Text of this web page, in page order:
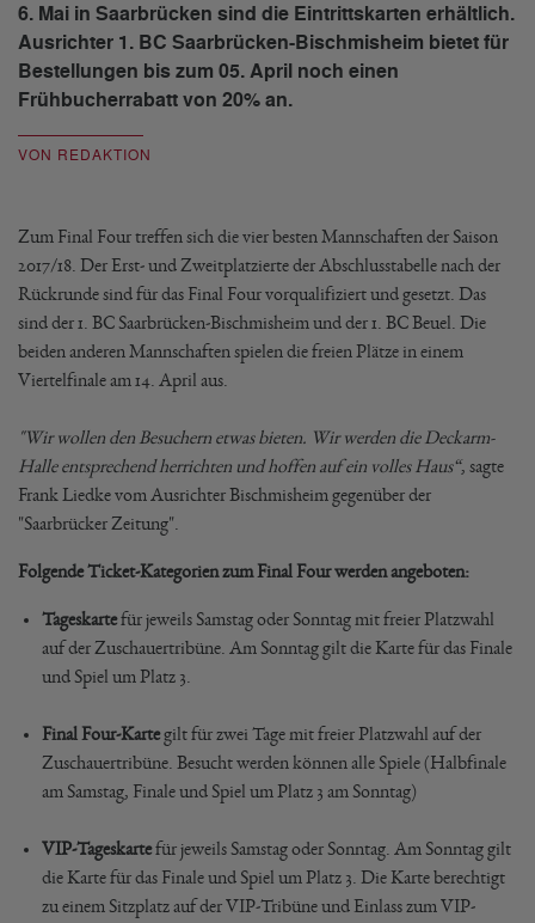
6. Mai in Saarbrücken sind die Eintrittskarten erhältlich.
Ausrichter 1. BC Saarbrücken-Bischmisheim bietet für
Bestellungen bis zum 05. April noch einen
Frühbucherrabatt von 20% an.
VON REDAKTION
Zum Final Four treffen sich die vier besten Mannschaften der Saison
2017/18. Der Erst- und Zweitplatzierte der Abschlusstabelle nach der
Rückrunde sind für das Final Four vorqualifiziert und gesetzt. Das
sind der 1. BC Saarbrücken-Bischmisheim und der 1. BC Beuel. Die
beiden anderen Mannschaften spielen die freien Plätze in einem
Viertelfinale am 14. April aus.
"Wir wollen den Besuchern etwas bieten. Wir werden die Deckarm-
Halle entsprechend herrichten und hoffen auf ein volles Haus“, sagte
Frank Liedke vom Ausrichter Bischmisheim gegenüber der
"Saarbrücker Zeitung".
Folgende Ticket-Kategorien zum Final Four werden angeboten:
Tageskartefür jeweils Samstag oder Sonntag mit freier Platzwahl
auf der Zuschauertribüne. Am Sonntag gilt die Karte für das Finale
und Spiel um Platz 3.
Final Four-Kartegilt für zwei Tage mit freier Platzwahl auf der
Zuschauertribüne. Besucht werden können alle Spiele (Halbfinale
am Samstag, Finale und Spiel um Platz 3 am Sonntag)
VIP-Tageskartefür jeweils Samstag oder Sonntag. Am Sonntag gilt
die Karte für das Finale und Spiel um Platz 3. Die Karte berechtigt
zu einem Sitzplatz auf der VIP-Tribüne und Einlass zum VIP-